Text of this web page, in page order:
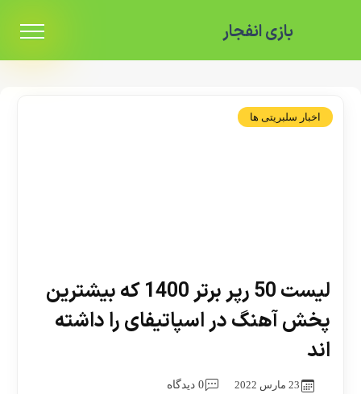
بازی انفجار
اخبار سلبریتی ها
لیست 50 رپر برتر 1400 که بیشترین
پخش آهنگ در اسپاتیفای را داشته
اند
23 مارس 2022 0 دیدگاه